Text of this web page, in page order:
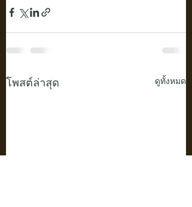
โพสต์ล่าสุด ดูทั้งหมด